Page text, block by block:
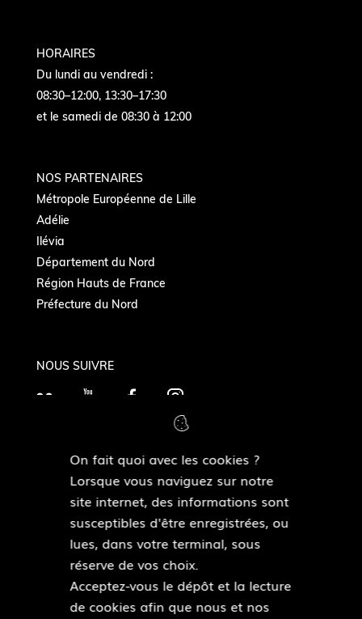
On fait quoi avec les cookies ?
Lorsque vous naviguez sur notre
site internet, des informations sont
susceptibles d'être enregistrées, ou
lues, dans votre terminal, sous
réserve de vos choix.
Acceptez-vous le dépôt et la lecture
de cookies afin que nous et nos
HORAIRES
Du lundi au vendredi :
08:30–12:00, 13:30–17:30
et le samedi de 08:30 à 12:00
NOS PARTENAIRES
Métropole Européenne de Lille
Adélie
Ilévia
Département du Nord
Région Hauts de France
Préfecture du Nord
NOUS SUIVRE
F
Y
T
u
b
e
F
e
b
o
o
k
I
t
a
g
r
a
m
MAIRIES DE QUARTIERS
Découvrir les mairies de quartiers
ESPACE PRESSE
Accéder à l’espace presse